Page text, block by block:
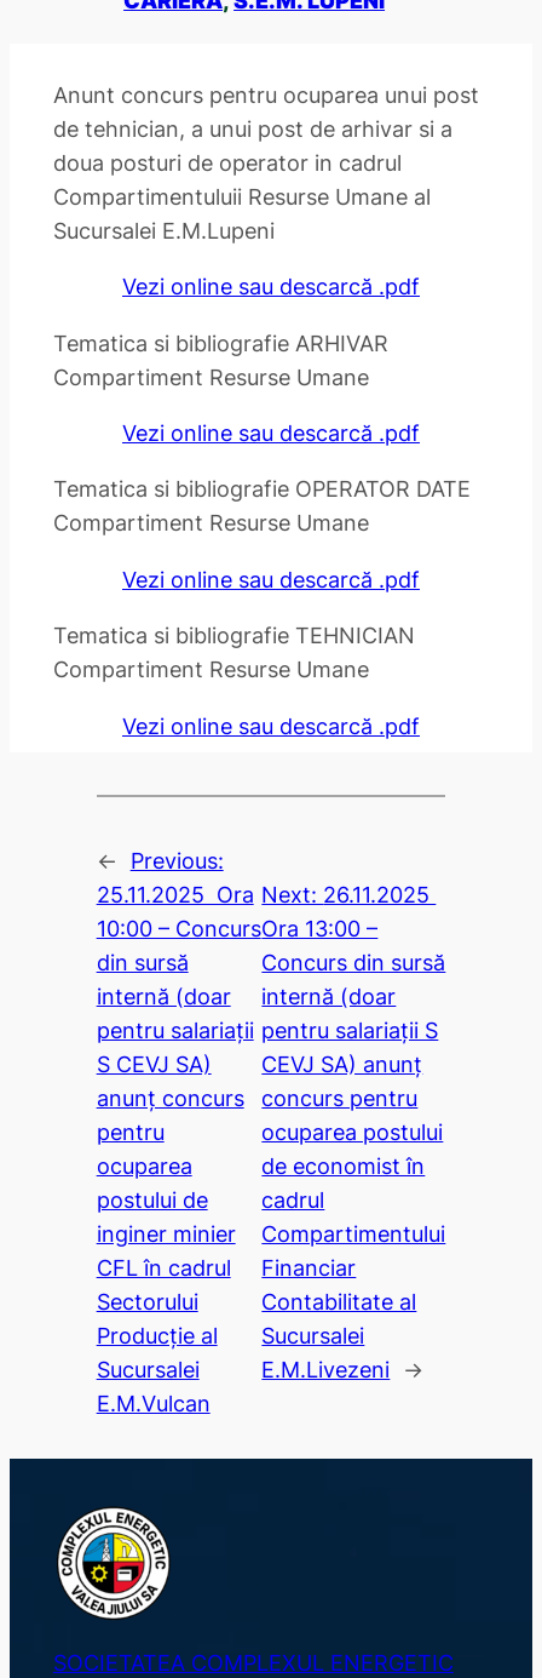
Anunt concurs pentru ocuparea unui post
de tehnician, a unui post de arhivar si a
doua posturi de operator in cadrul
Compartimentuluii Resurse Umane al
Sucursalei E.M.Lupeni
Vezi online sau descarcă .pdf
Tematica si bibliografie ARHIVAR
Compartiment Resurse Umane
Vezi online sau descarcă .pdf
Tematica si bibliografie OPERATOR DATE
Compartiment Resurse Umane
Vezi online sau descarcă .pdf
Tematica si bibliografie TEHNICIAN
Compartiment Resurse Umane
Vezi online sau descarcă .pdf
←
Previous:
25.11.2025 Ora
10:00 – Concurs
din sursă
internă (doar
pentru salariații
S CEVJ SA)
anunț concurs
pentru
ocuparea
postului de
inginer minier
CFL în cadrul
Sectorului
Producție al
Sucursalei
E.M.Vulcan
Next: 26.11.2025
Ora 13:00 –
Concurs din sursă
internă (doar
pentru salariații S
CEVJ SA) anunț
concurs pentru
ocuparea postului
de economist în
cadrul
Compartimentului
Financiar
Contabilitate al
Sucursalei
E.M.Livezeni →
SOCIETATEA COMPLEXUL ENERGETIC